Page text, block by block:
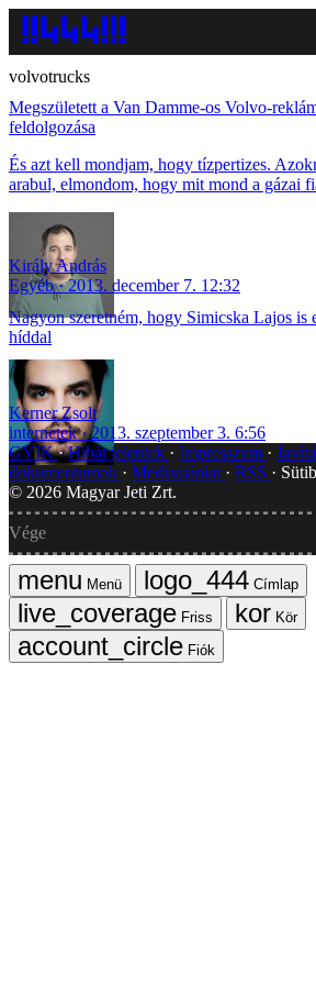
volvotrucks
Megszületett a Van Damme-os Volvo-
feldolgozása
És azt kell mondjam, hogy tízpertizes.
arabul, elmondom, hogy mit mond a gázai
Király András
Egyéb
2013. december 7. 12:32
Nagyon szeretném, hogy Simicska Lajos is
híddal
Kerner Zsolt
internetek
2013. szeptember 3. 6:56
GYIK Hibát jelentek Impresszum
dokumentumok
Médiaajánlat RSS
© 2026 Magyar Jeti Zrt.
Vége
Menü
Címlap
Friss
Kör
Fiók